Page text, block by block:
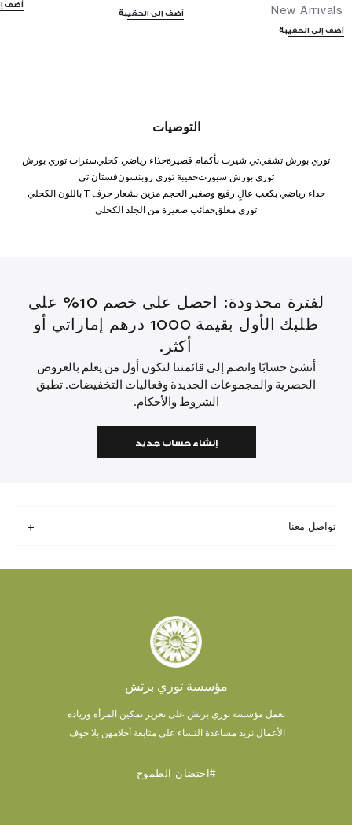
New Arrivals
أضف إلى الحقيبة
أضف إلى الحقيبة
أضف
التوصيات
توري بورش تشفيتي شيرت بأكمام قصيرةحذاء رياضي كحليسترات توري بورش
توري بورش سبورتحقيبة توري روبنسونفستان تي
حذاء رياضي بكعب عالٍ رفيع وصغير الحجم مزين بشعار حرف T باللون الكحلي
توري مغلقحقائب صغيرة من الجلد الكحلي
لفترة محدودة: احصل على خصم 10% على
طلبك الأول بقيمة 1000 درهم إماراتي أو
أكثر.
أنشئ حسابًا وانضم إلى قائمتنا لتكون أول من يعلم بالعروض
الحصرية والمجموعات الجديدة وفعاليات التخفيضات. تطبق
الشروط والأحكام.
إنشاء حساب جديد
تواصل معنا
مؤسسة توري برتش
تعمل مؤسسة توري برتش على تعزيز تمكين المرأة وريادة
الأعمال. نريد مساعدة النساء على متابعة أحلامهن بلا خوف.
#احتضان الطموح